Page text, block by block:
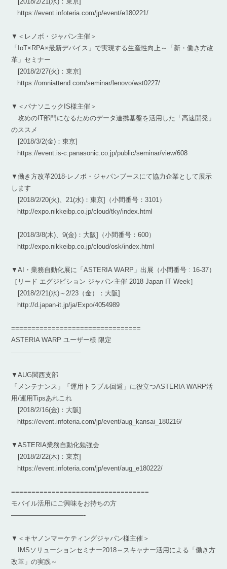
https://event.infoteria.com/jp/event/e180221/
▼＜レノボ・ジャパン主催＞
「IoT×RPA×最新デバイス」で実現する生産性向上～「新・働き方改
革」セミナー
[2018/2/27(火)：東京]
https://omniattend.com/seminar/lenovo/wst0227/
▼＜パナソニックIS様主催＞
攻めのIT部門になるためのデータ連携基盤を活用した「高速開発」
のススメ
[2018/3/2(金)：東京]
https://event.is-c.panasonic.co.jp/public/seminar/view/608
▼働き方改革2018-レノボ・ジャパンブースにて協力企業として展示
します
[2018/2/20(火)、21(水)：東京]（小間番号：3101）
http://expo.nikkeibp.co.jp/cloud/tky/index.html
[2018/3/8(木)、9(金)：大阪]（小間番号：600）
http://expo.nikkeibp.co.jp/cloud/osk/index.html
▼AI・業務自動化展に「ASTERIA WARP」出展（小間番号 : 16-37）
［リード エグジビション ジャパン主催 2018 Japan IT Week］
[2018/2/21(水)～2/23（金）：大阪]
http://d.japan-it.jp/ja/Expo/4054989
================================
ASTERIA WARP ユーザー様 限定
——————————–
▼AUG関西支部
「メンテナンス」「運用トラブル回避」に役立つASTERIA WARP活
用/運用Tipsあれこれ
[2018/2/16(金)：大阪]
https://event.infoteria.com/jp/event/aug_kansai_180216/
▼ASTERIA業務自動化勉強会
[2018/2/22(木)：東京]
https://event.infoteria.com/jp/event/aug_e180222/
==================================
モバイル活用にご興味をお持ちの方
———————————-
▼＜キヤノンマーケティングジャパン様主催＞
IMSソリューションセミナー2018～スキャナー活用による「働き方
改革」の実践～